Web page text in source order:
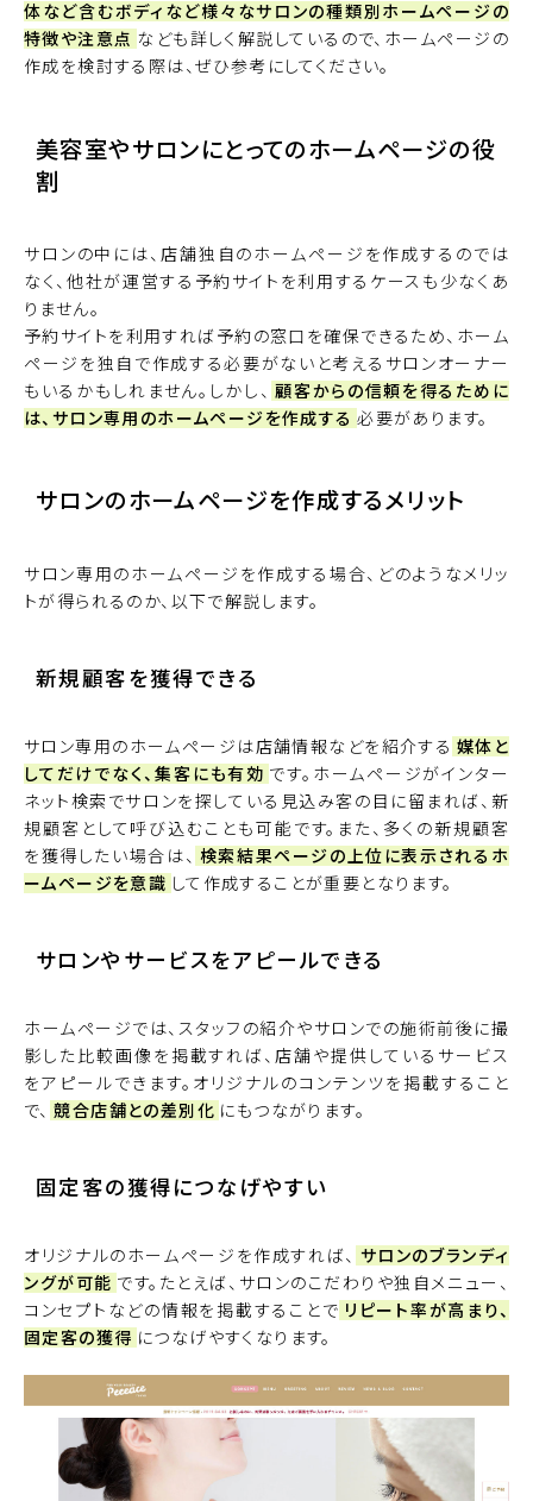
体など含むボディなど様々なサロンの種類別ホームページの
特徴や注意点 なども詳しく解説しているので、ホームページの
作成を検討する際は、ぜひ参考にしてください。
美容室やサロンにとってのホームページの役
割
サロンの中には、店舗独自のホームページを作成するのでは
なく、他社が運営する予約サイトを利用するケースも少なくあ
りません。
予約サイトを利用すれば予約の窓口を確保できるため、ホーム
ページを独自で作成する必要がないと考えるサロンオーナー
もいるかもしれません。しかし、 顧客からの信頼を得るために
は、サロン専用のホームページを作成する 必要があります。
サロンのホームページを作成するメリット
サロン専用のホームページを作成する場合、どのようなメリッ
トが得られるのか、以下で解説します。
新規顧客を獲得できる
サロン専用のホームページは店舗情報などを紹介する 媒体と
してだけでなく、集客にも有効 です。ホームページがインター
ネット検索でサロンを探している見込み客の目に留まれば、新
規顧客として呼び込むことも可能です。また、多くの新規顧客
を獲得したい場合は、 検索結果ページの上位に表示されるホ
ームページを意識 して作成することが重要となります。
サロンやサービスをアピールできる
ホームページでは、スタッフの紹介やサロンでの施術前後に撮
影した比較画像を掲載すれば、店舗や提供しているサービス
をアピールできます。オリジナルのコンテンツを掲載すること
で、 競合店舗との差別化 にもつながります。
固定客の獲得につなげやすい
オリジナルのホームページを作成すれば、 サロンのブランディ
ングが可能 です。たとえば、サロンのこだわりや独自メニュー、
コンセプトなどの情報を掲載することで リピート率が高まり、
固定客の獲得 につなげやすくなります。